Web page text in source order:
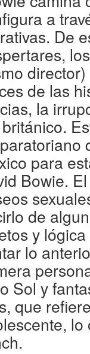
a
De
de las
la
para
Bowie.
de
y
lo
Sol y
que